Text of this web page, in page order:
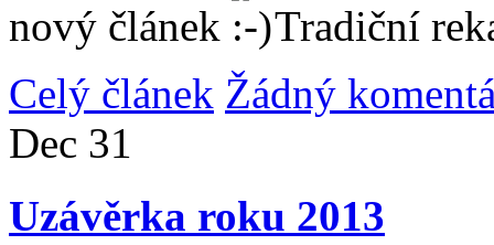
nový článek
Tradiční
Celý článek Žádný
Dec 31
Uzávěrka roku 2013